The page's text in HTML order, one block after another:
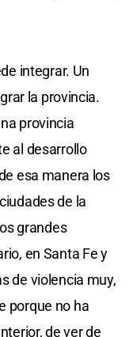
integrar. Un
la provincia.
provincia
al desarrollo
esa manera los
de la
grandes
en Santa Fe y
de violencia muy,
porque no ha
de ver de